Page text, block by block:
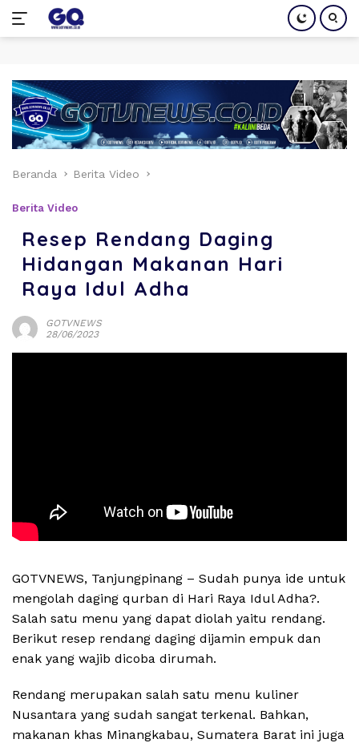
konten
Beranda Berita Video
Berita Video
Resep Rendang Daging
Hidangan Makanan Hari
Raya Idul Adha
GOTVNEWS
28/06/2023
GOTVNEWS, Tanjungpinang – Sudah punya ide untuk
mengolah daging qurban di Hari Raya Idul Adha?.
Salah satu menu yang dapat diolah yaitu rendang.
Berikut resep rendang daging dijamin empuk dan
enak yang wajib dicoba dirumah.
Rendang merupakan salah satu menu kuliner
Nusantara yang sudah sangat terkenal. Bahkan,
makanan khas Minangkabau, Sumatera Barat ini juga